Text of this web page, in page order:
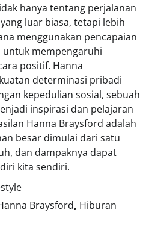
hanya tentang perjalanan
luar biasa, tetapi lebih
menggunakan pencapaian
mempengaruhi
positif. Hanna
determinasi pribadi
kepedulian sosial, sebuah
inspirasi dan pelajaran
Hanna Braysford adalah
besar dimulai dari satu
dan dampaknya dapat
kita sendiri.
Braysford, Hiburan